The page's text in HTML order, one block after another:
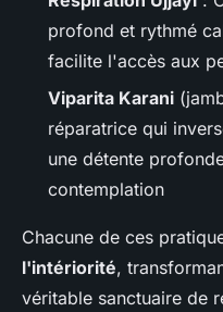
profond et rythmé
facilite l'accès aux
Viparita Karani
réparatrice qui
une détente
contemplation
Chacune de ces
l'intériorité,
véritable sanctuaire de